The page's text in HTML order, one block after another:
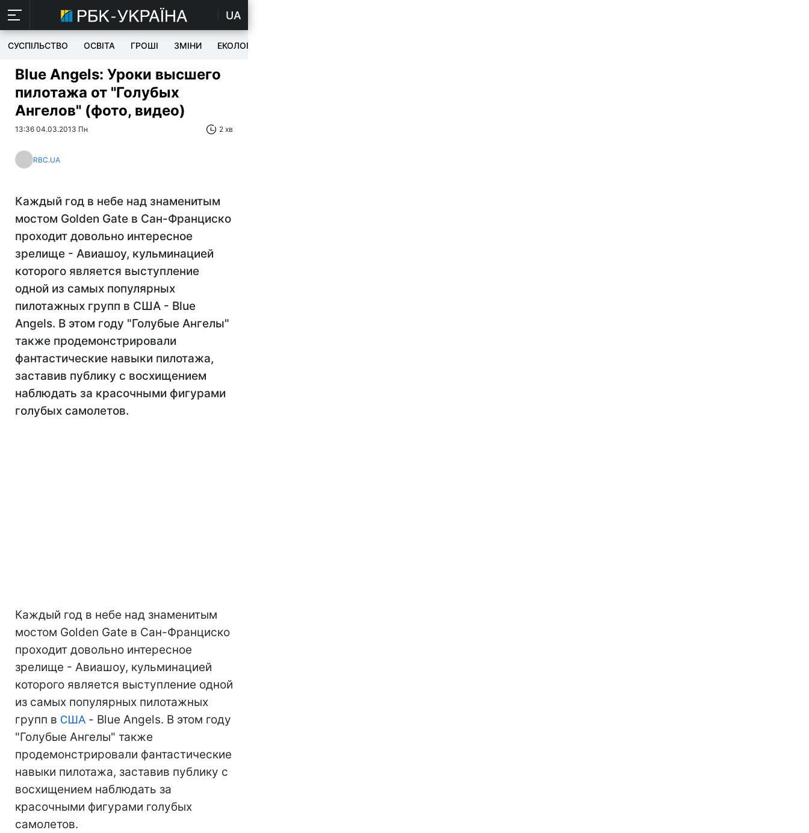
UA
СУСПІЛЬСТВО ОСВІТА ГРОШІ ЗМІНИ ЕКОЛОГІЯ
Blue Angels: Уроки высшего
пилотажа от "Голубых
Ангелов" (фото, видео)
13:36 04.03.2013 Пн 2 хв
RBC.UA
Каждый год в небе над знаменитым
мостом Golden Gate в Сан-Франциско
проходит довольно интересное
зрелище - Авиашоу, кульминацией
которого является выступление
одной из самых популярных
пилотажных групп в США - Blue
Angels. В этом году "Голубые Ангелы"
также продемонстрировали
фантастические навыки пилотажа,
заставив публику с восхищением
наблюдать за красочными фигурами
голубых самолетов.
Каждый год в небе над знаменитым
мостом Golden Gate в Сан-Франциско
проходит довольно интересное
зрелище - Авиашоу, кульминацией
которого является выступление одной
из самых популярных пилотажных
групп в США - Blue Angels. В этом году
"Голубые Ангелы" также
продемонстрировали фантастические
навыки пилотажа, заставив публику с
восхищением наблюдать за
красочными фигурами голубых
самолетов.